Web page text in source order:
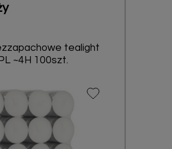
tealight
~4H 100szt.